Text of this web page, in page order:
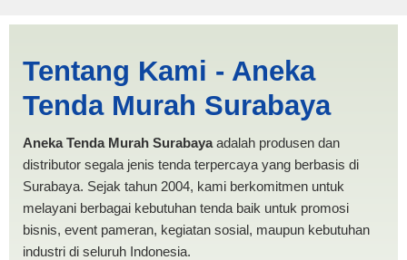
Cimahi | PRODUKSI ANEKA
TENDA MURAH
Tentang Kami - Aneka
Tenda Murah Surabaya
Aneka Tenda Murah Surabayaadalah produsen dan
distributor segala jenis tenda terpercaya yang berbasis di
Surabaya. Sejak tahun 2004, kami berkomitmen untuk
melayani berbagai kebutuhan tenda baik untuk promosi
bisnis, event pameran, kegiatan sosial, maupun kebutuhan
industri di seluruh Indonesia.